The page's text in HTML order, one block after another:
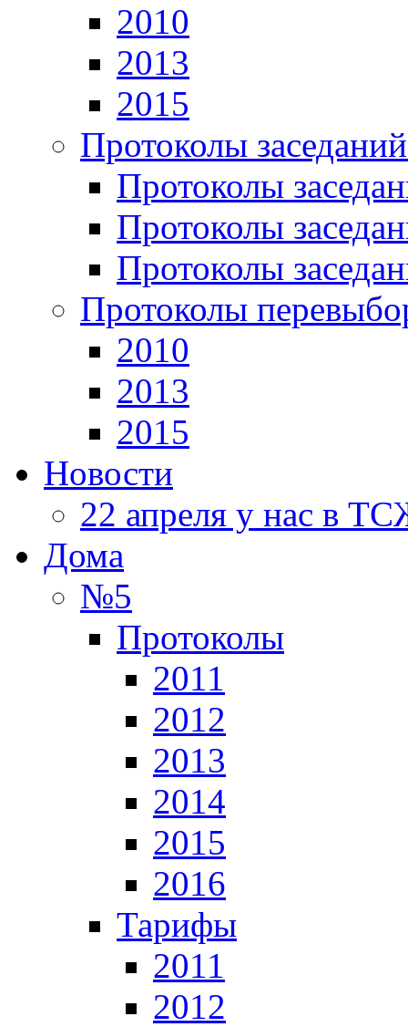
2010
2013
2015
Протоколы
Протоколы
Протоколы
Протоколы
Протоколы
2010
2013
2015
Новости
22 апреля у нас в
Дома
№5
Протоколы
2011
2012
2013
2014
2015
2016
Тарифы
2011
2012